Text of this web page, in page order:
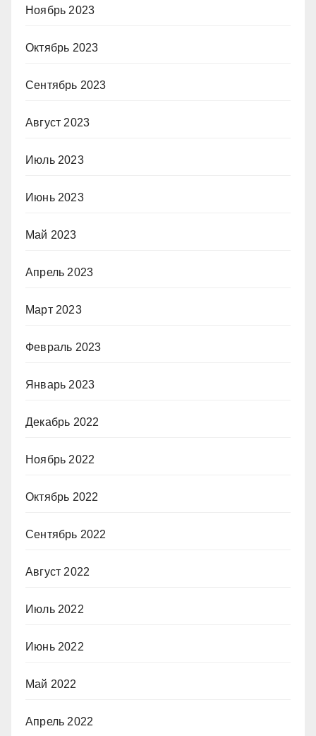
Ноябрь 2023
Октябрь 2023
Сентябрь 2023
Август 2023
Июль 2023
Июнь 2023
Май 2023
Апрель 2023
Март 2023
Февраль 2023
Январь 2023
Декабрь 2022
Ноябрь 2022
Октябрь 2022
Сентябрь 2022
Август 2022
Июль 2022
Июнь 2022
Май 2022
Апрель 2022